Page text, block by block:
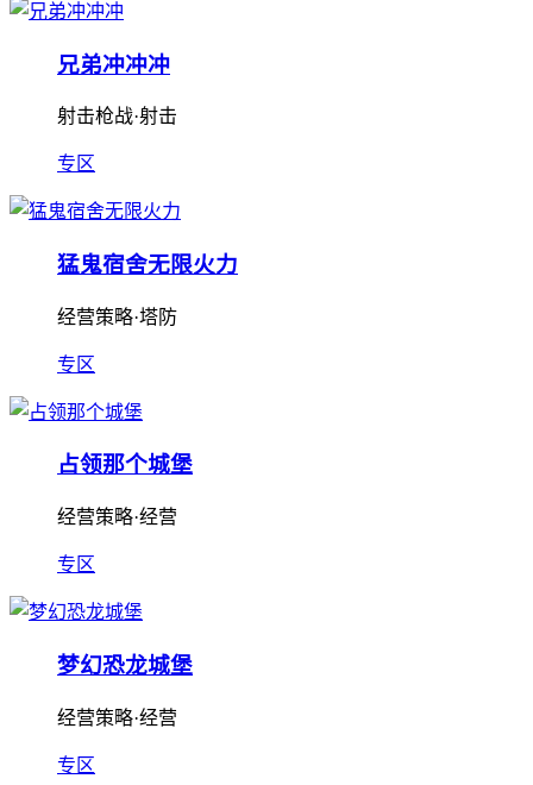
兄弟冲冲冲
射击枪战·射击
专区
猛鬼宿舍无限火力
经营策略·塔防
专区
占领那个城堡
经营策略·经营
专区
梦幻恐龙城堡
经营策略·经营
专区